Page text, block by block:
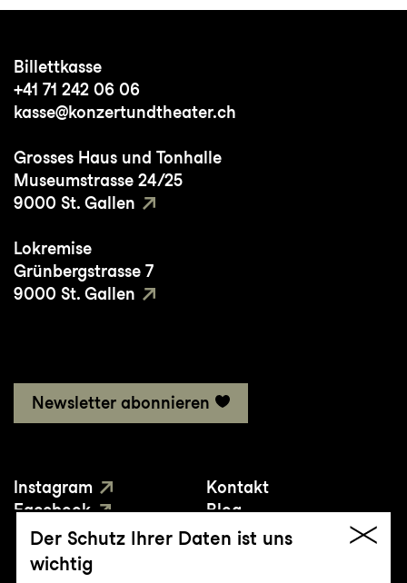
Billettkasse
+41 71 242 06 06
kasse@konzertundtheater.ch
Grosses Haus und Tonhalle
Museumstrasse 24/25
9000 St. Gallen
Lokremise
Grünbergstrasse 7
9000 St. Gallen
Newsletter abonnieren
Instagram
Facebook
YouTube
Kontakt
Blog
Presse
Der Schutz Ihrer Daten ist uns
wichtig